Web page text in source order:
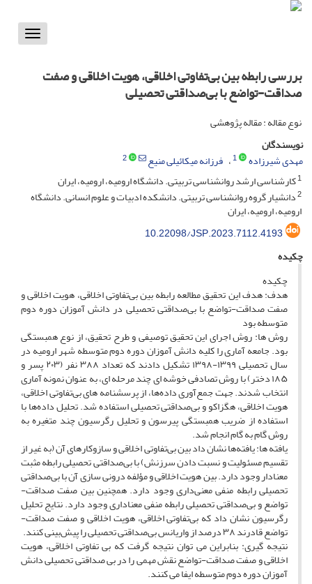
Toggle
بررسی رابطه بین بی‌تفاوتی اخلاقی، هویت اخلاقی و صفت
صداقت-تواضع با بی‌صداقتی تحصیلی
نوع مقاله : مقاله پژوهشی
نویسندگان
مهدی شیرزاده
1 فرزانه میکائیلی منیع
2
1کارشناسی ارشد روانشناسی تربیتی. دانشگاه ارومیه، ارومیه، ایران
2دانشیار گروه روانشناسی تربیتی. دانشکده ادبیات و علوم انسانی. دانشگاه
ارومیه، ارومیه، ایران
10.22098/JSP.2023.7112.4193
چکیده
چکیده
هدف: هدف این تحقیق مطالعه رابطه بین بی‌تفاوتی اخلاقی، هویت اخلاقی و
صفت صداقت-تواضع با بی‌صداقتی تحصیلی در دانش آموزان دوره دوم
متوسطه بود
روش ها: روش اجرای این تحقیق توصیفی و طرح تحقیق، از نوع همبستگی
بود. جامعه آماری را کلیه دانش آموزان دوره دوم متوسطه شهر ارومیه در
سال تحصیلی ۱۳۹۹-۱۳۹۸ تشکیل دادند که تعداد ۳۸۸ نفر (۲۰۳ پسر و
۱۸۵ دختر) با روش تصادفی خوشه ای چند مرحله ای، به عنوان نمونه آماری
انتخاب شدند. جهت جمع‌آوری داده‌ها، از پرسشنامه های بی‌تفاوتی اخلاقی،
هویت اخلاقی، هگزاکو و بی‌صداقتی تحصیلی استفاده شد. تحلیل داده‌ها با
استفاده از ضریب همبستگی پیرسون و تحلیل رگرسیون چند متغیره به
روش گام به گام انجام شد.
یافته ها: یافته‌ها نشان داد بین بی‌تفاوتی اخلاقی و سازوکارهای آن (به غیر از
تقسیم مسئولیت و نسبت دادن سرزنش) با بی‌صداقتی تحصیلی رابطه مثبت
معنادار وجود دارد. بین هویت اخلاقی و مؤلفه درونی سازی آن با بی‌صداقتی
تحصیلی رابطه منفی معنی‌داری وجود دارد. همچنین بین صفت صداقت-
تواضع و بی‌صداقتی تحصیلی رابطه منفی معناداری وجود دارد. نتایج تحلیل
رگرسیون نشان داد که بی‌تفاوتی اخلاقی، هویت اخلاقی و صفت صداقت-
تواضع قادرند ۳۸ درصد از واریانس بی‌صداقتی تحصیلی را پیش‌بینی کنند.
نتیجه گیری: بنابراین می توان نتیجه گرفت که بی تفاوتی اخلاقی، هویت
اخلاقی و صفت صداقت-تواضع نقش مهمی را در بی صداقتی تحصیلی دانش
آموزان دوره دوم متوسطه ایفا می کنند.